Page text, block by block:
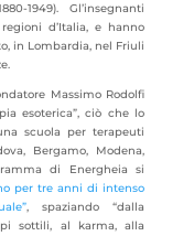
1949). Gl’insegnanti
d’Italia, e hanno
in Lombardia, nel Friuli
Massimo Rodolfi
esoterica”, ciò che lo
scuola per terapeuti
Bergamo, Modena,
di Energheia si
per tre anni di intenso
, spaziando “dalla
sottili, al karma, alla